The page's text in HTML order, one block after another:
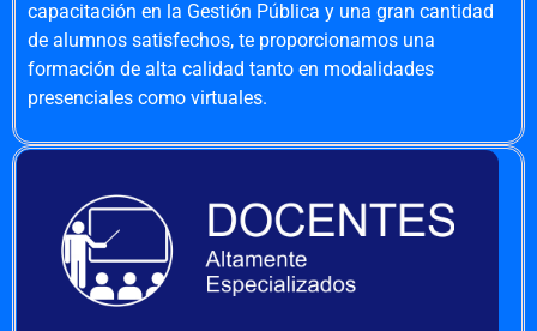
capacitación en la Gestión Pública y una gran cantidad
de alumnos satisfechos, te proporcionamos una
formación de alta calidad tanto en modalidades
presenciales como virtuales.